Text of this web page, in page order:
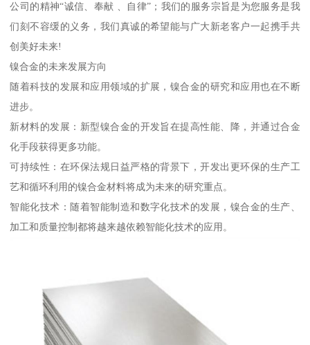
公司的精神“诚信、奉献 、自律”；我们的服务宗旨是为您服务是我
们刻不容缓的义务，我们真诚的希望能与广大新老客户一起携手共
创美好未来!
镍合金的未来发展方向
随着科技的发展和应用领域的扩展，镍合金的研究和应用也在不断
进步。
新材料的发展：新型镍合金的开发旨在提高性能、降，并通过合金
化手段获得更多功能。
可持续性：在环保法规日益严格的背景下，开发出更环保的生产工
艺和循环利用的镍合金材料将成为未来的研究重点。
智能化技术：随着智能制造和数字化技术的发展，镍合金的生产、
加工和质量控制都将越来越依赖智能化技术的应用。